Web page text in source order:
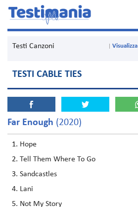
Testi Canzoni
TESTI CABLE TIES
Far Enough (2020)
Hope
Tell Them Where To Go
Sandcastles
Lani
Not My Story